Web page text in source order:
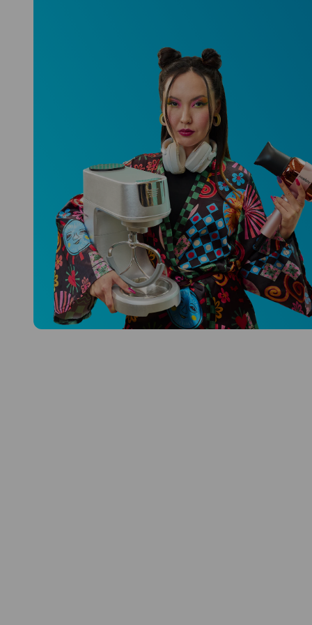
Niceboy ONE Ultra
Hlídá ti zdraví, spánek i pohyb a ještě
k tomu platí.
Prozkoumat